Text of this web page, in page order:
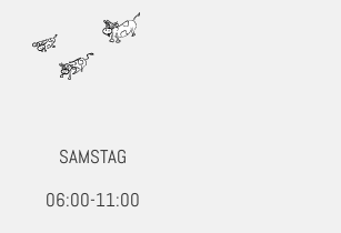
SAMSTAG
06:00-11:00